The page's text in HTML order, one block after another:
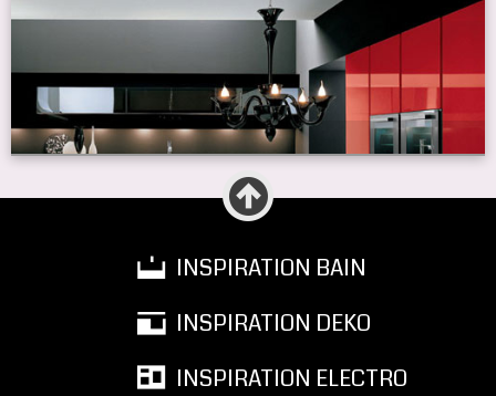
INSPIRATION BAIN
INSPIRATION DEKO
INSPIRATION ELECTRO